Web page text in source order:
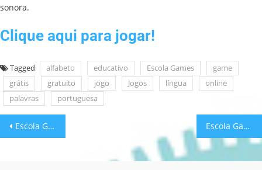
sonora.
Clique aqui para jogar!
Tagged alfabeto educativo Escola Games
game
grátis
gratuito jogo Jogos língua
online
palavras
portuguesa
Escola Games: Coelho Faminto! Escola Games: Coleta seletiva!